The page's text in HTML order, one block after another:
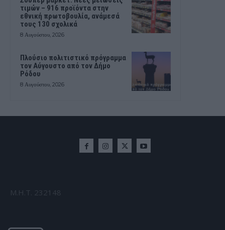
τιμών – 916 προϊόντα στην
εθνική πρωτοβουλία, ανάμεσά
τους 130 σχολικά
8 Αυγούστου, 2026
Πλούσιο πολιτιστικό πρόγραμμα
τον Αύγουστο από τον Δήμο
Ρόδου
8 Αυγούστου, 2026
Μ.Η.Τ. 232148